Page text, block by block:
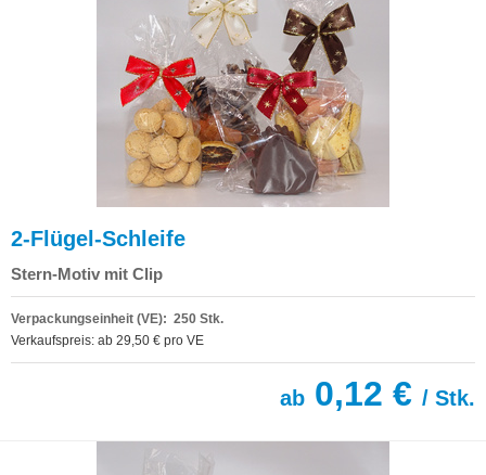
2-Flügel-Schleife
Stern-Motiv mit Clip
Verpackungseinheit (VE): 250 Stk.
Verkaufspreis: ab 29,50 € pro VE
ab 0,12 € / Stk.